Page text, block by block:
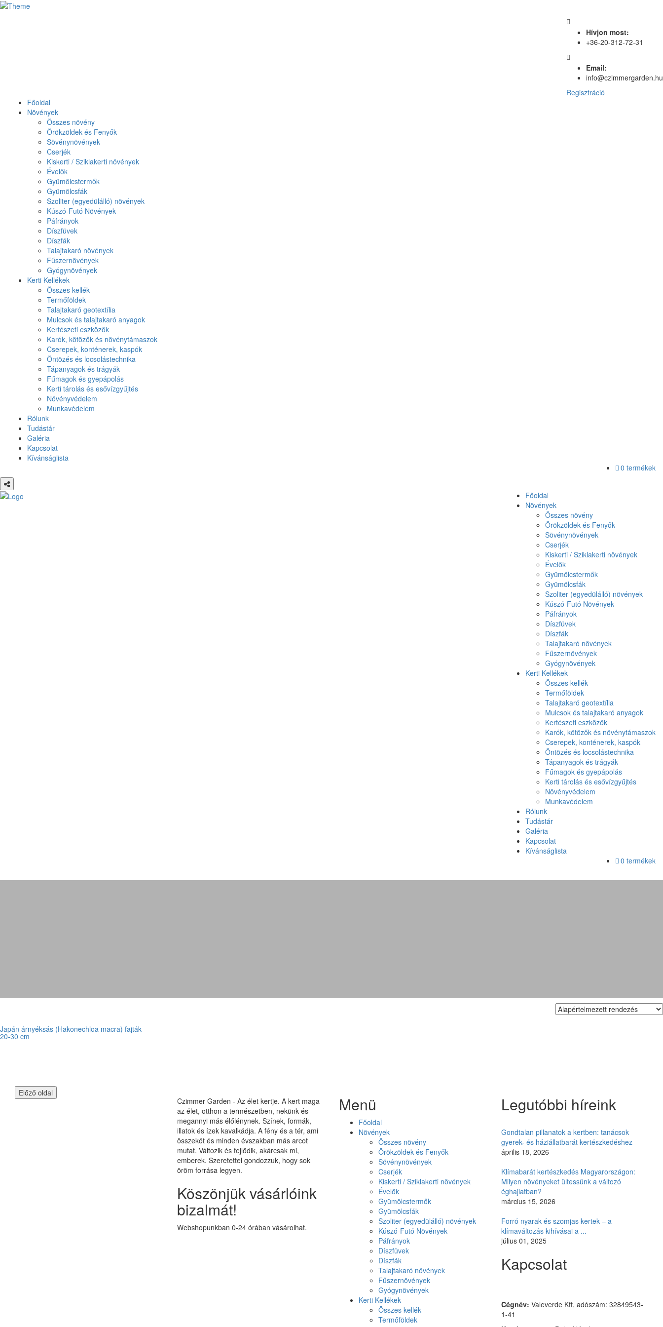
Hívjon most:
+36-20-312-72-31
Email:
info@czimmergarden.hu
Regisztráció
Főoldal
Növények
Összes növény
Örökzöldek és Fenyők
Sövénynövények
Cserjék
Kiskerti / Sziklakerti növények
Évelők
Gyümölcstermők
Gyümölcsfák
Szoliter (egyedülálló) növények
Kúszó-Futó Növények
Páfrányok
Díszfüvek
Díszfák
Talajtakaró növények
Fűszernövények
Gyógynövények
Kerti Kellékek
Összes kellék
Termőföldek
Talajtakaró geotextília
Mulcsok és talajtakaró anyagok
Kertészeti eszközök
Karók, kötözők és növénytámaszok
Cserepek, konténerek, kaspók
Öntözés és locsolástechnika
Tápanyagok és trágyák
Fűmagok és gyepápolás
Kerti tárolás és esővízgyűjtés
Növényvédelem
Munkavédelem
Rólunk
Tudástár
Galéria
Kapcsolat
Kívánságlista
0 termékek
Főoldal
Növények
Összes növény
Örökzöldek és Fenyők
Sövénynövények
Cserjék
Kiskerti / Sziklakerti növények
Évelők
Gyümölcstermők
Gyümölcsfák
Szoliter (egyedülálló) növények
Kúszó-Futó Növények
Páfrányok
Díszfüvek
Díszfák
Talajtakaró növények
Fűszernövények
Gyógynövények
Kerti Kellékek
Összes kellék
Termőföldek
Talajtakaró geotextília
Mulcsok és talajtakaró anyagok
Kertészeti eszközök
Karók, kötözők és növénytámaszok
Cserepek, konténerek, kaspók
Öntözés és locsolástechnika
Tápanyagok és trágyák
Fűmagok és gyepápolás
Kerti tárolás és esővízgyűjtés
Növényvédelem
Munkavédelem
Rólunk
Tudástár
Galéria
Kapcsolat
Kívánságlista
0 termékek
Japán árnyéksás (Hakonechloa macra) fajták
20-30 cm
Czimmer Garden - Az élet kertje. A kert maga
az élet, otthon a természetben, nekünk és
megannyi más élőlénynek. Színek, formák,
illatok és ízek kavalkádja. A fény és a tér, ami
összeköt és minden évszakban más arcot
mutat. Változik és fejlődik, akárcsak mi,
emberek. Szeretettel gondozzuk, hogy sok
öröm forrása legyen.
Köszönjük vásárlóink
bizalmát!
Webshopunkban 0-24 órában vásárolhat.
Menü
Főoldal
Növények
Összes növény
Örökzöldek és Fenyők
Sövénynövények
Cserjék
Kiskerti / Sziklakerti növények
Évelők
Gyümölcstermők
Gyümölcsfák
Szoliter (egyedülálló) növények
Kúszó-Futó Növények
Páfrányok
Díszfüvek
Díszfák
Talajtakaró növények
Fűszernövények
Gyógynövények
Kerti Kellékek
Összes kellék
Termőföldek
Legutóbbi híreink
Gondtalan pillanatok a kertben: tanácsok
gyerek- és háziállatbarát kertészkedéshez
április 18, 2026
Klímabarát kertészkedés Magyarországon:
Milyen növényeket ültessünk a változó
éghajlatban?
március 15, 2026
Forró nyarak és szomjas kertek – a
klímaváltozás kihívásai a ...
július 01, 2025
Kapcsolat
Cégnév: Valeverde Kft, adószám: 32849543-
1-41